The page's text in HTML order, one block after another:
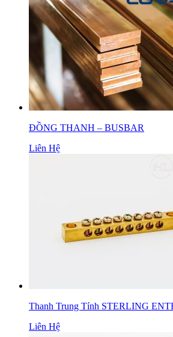
ĐỒNG THANH – BUSBAR
Liên Hệ
Thanh Trung Tính STERLING
Liên Hệ